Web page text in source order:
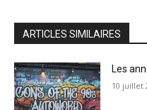
ARTICLES SIMILAIRES
Les
10 juillet